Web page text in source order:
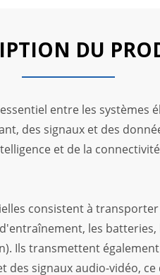
DU
entre les systèmes
des signaux et des
et de la
consistent à
les
Ils transmettent
signaux audio-vidéo,